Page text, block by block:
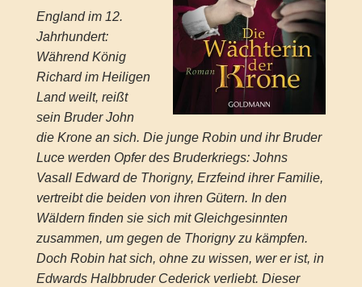
England im 12.
Jahrhundert:
Während König
Richard im Heiligen
Land weilt, reißt
sein Bruder John
die Krone an sich. Die junge Robin und ihr Bruder
Luce werden Opfer des Bruderkriegs: Johns
Vasall Edward de Thorigny, Erzfeind ihrer Familie,
vertreibt die beiden von ihren Gütern. In den
Wäldern finden sie sich mit Gleichgesinnten
zusammen, um gegen de Thorigny zu kämpfen.
Doch Robin hat sich, ohne zu wissen, wer er ist, in
Edwards Halbbruder Cederick verliebt. Dieser